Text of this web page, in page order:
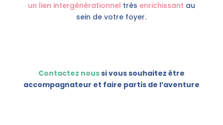
un lien intergénérationnel très enrichissant au
sein de votre foyer.
Contactez noussi vous souhaitez être
accompagnateur et faire partis de l’aventure